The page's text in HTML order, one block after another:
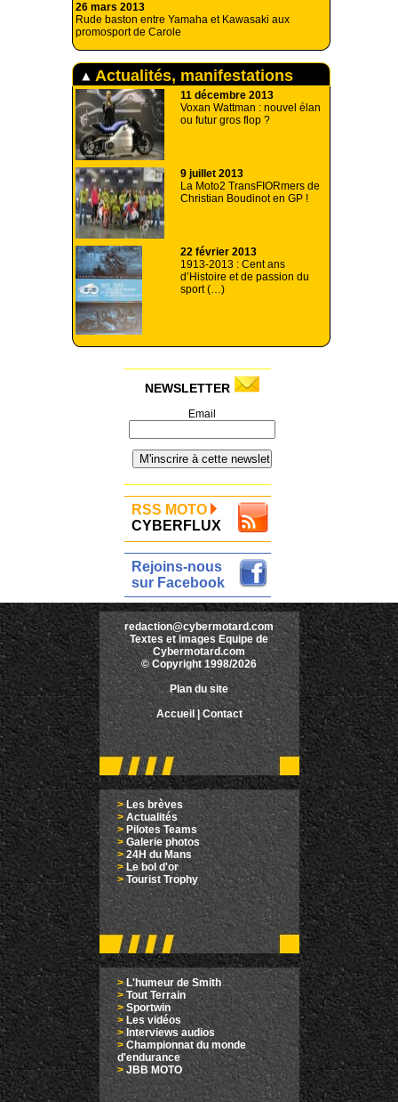
26 mars 2013
Rude baston entre Yamaha et Kawasaki aux
promosport de Carole
Actualités, manifestations
11 décembre 2013
Voxan Wattman : nouvel élan
ou futur gros flop ?
9 juillet 2013
La Moto2 TransFIORmers de
Christian Boudinot en GP !
22 février 2013
1913-2013 : Cent ans
d’Histoire et de passion du
sport (…)
NEWSLETTER
Email
RSS MOTO
CYBERFLUX
Rejoins-nous
sur Facebook
redaction@cybermotard.com
Textes et images Equipe de
Cybermotard.com
© Copyright 1998/2026
Plan du site
Accueil |Contact
>Les brèves
> Actualités
> Pilotes Teams
>Galerie photos
>24H du Mans
>Le bol d'or
> Tourist Trophy
>L'humeur de Smith
> Tout Terrain
> Sportwin
> Les vidéos
> Interviews audios
>Championnat du monde
d'endurance
> JBB MOTO